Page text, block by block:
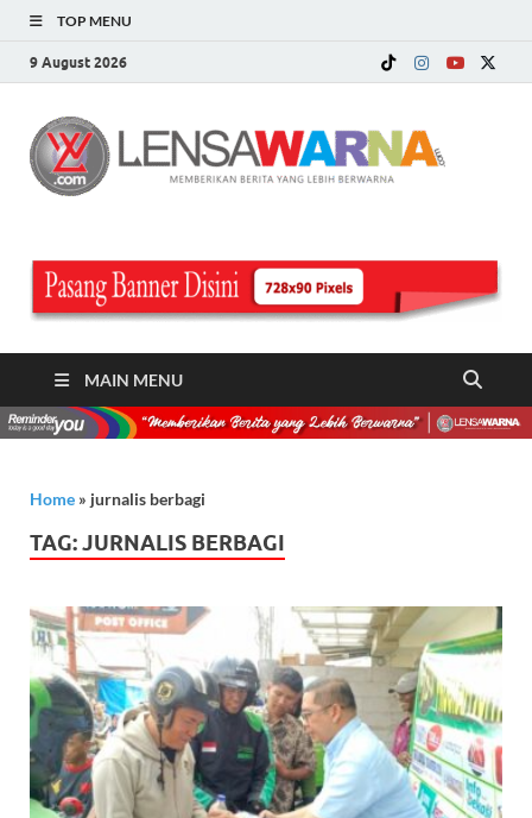
TOP MENU
9 August 2026
MAIN MENU
Home » jurnalis berbagi
TAG:JURNALIS BERBAGI